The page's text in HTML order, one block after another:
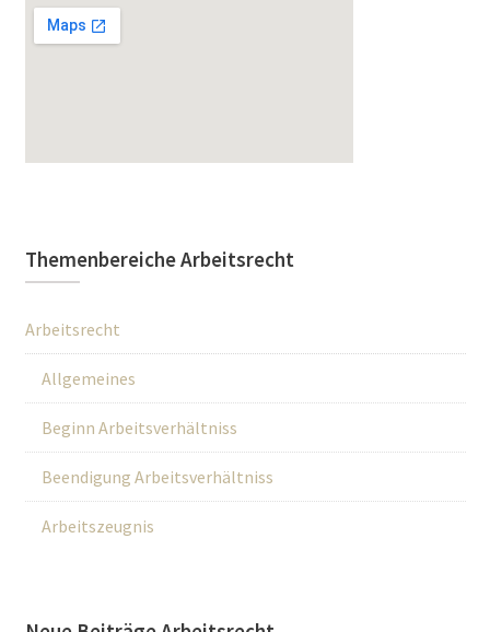
Themenbereiche Arbeitsrecht
Arbeitsrecht
Allgemeines
Beginn Arbeitsverhältniss
Beendigung Arbeitsverhältniss
Arbeitszeugnis